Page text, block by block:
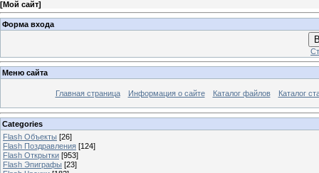
[Мой сайт]
Форма входа
Меню сайта
Главная страница Информация о сайте Каталог файлов Каталог
Categories
Flash Объекты [26]
Flash Поздравления [124]
Flash Открытки [953]
Flash Эпиграфы [23]